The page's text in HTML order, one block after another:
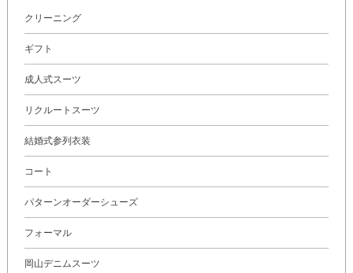
クリーニング
ギフト
成人式スーツ
リクルートスーツ
結婚式参列衣装
コート
パターンオーダーシューズ
フォーマル
岡山デニムスーツ